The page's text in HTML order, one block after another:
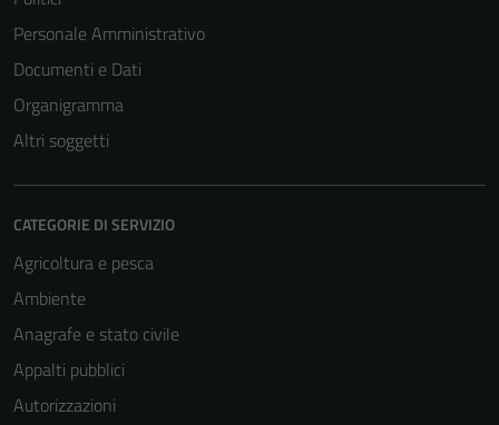
Personale Amministrativo
Documenti e Dati
Organigramma
Altri soggetti
CATEGORIE DI SERVIZIO
Agricoltura e pesca
Ambiente
Anagrafe e stato civile
Appalti pubblici
Autorizzazioni